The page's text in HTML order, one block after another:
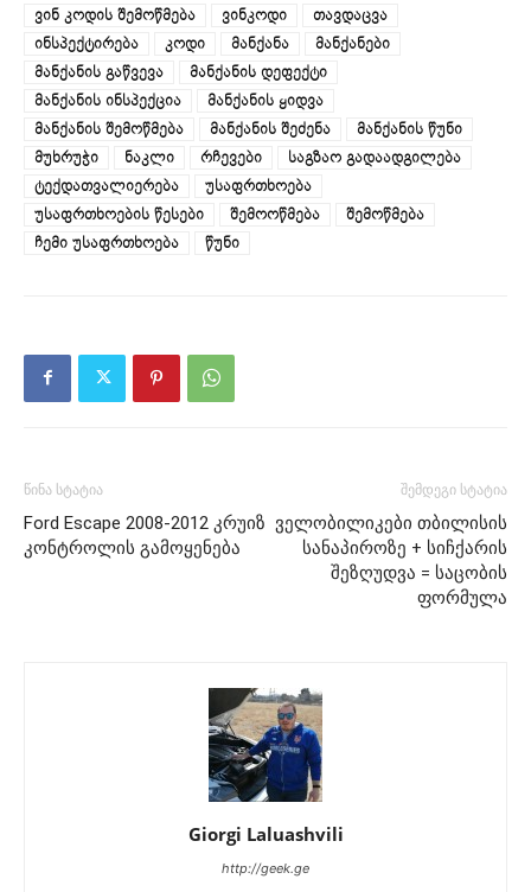
ვინ კოდის შემოწმება
ვინკოდი
თავდაცვა
ინსპექტირება
კოდი მანქანა
მანქანები
მანქანის გაწვევა
მანქანის დეფექტი
მანქანის ინსპექცია
მანქანის ყიდვა
მანქანის შემოწმება
მანქანის შეძენა
მანქანის წუნი
მუხრუჭი
ნაკლი რჩევები
საგზაო გადაადგილება
ტექდათვალიერება
უსაფრთხოება
უსაფრთხოების წესები
შემოოწმება
შემოწმება
ჩემი უსაფრთხოება
წუნი
წინა სტატია
Ford Escape 2008-2012 კრუიზ
კონტროლის გამოყენება
შემდეგი სტატია
ველობილიკები თბილისის
სანაპიროზე + სიჩქარის
შეზღუდვა = საცობის
ფორმულა
Giorgi Laluashvili
http://geek.ge